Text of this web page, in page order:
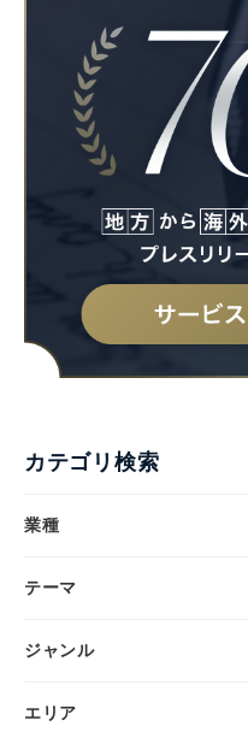
カテゴリ検索
業種
テーマ
ジャンル
エリア